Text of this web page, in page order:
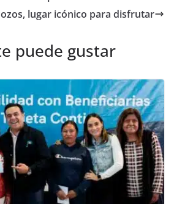
A
p
n
er
a ar
lugar icónico para disfrutar
puede gustar